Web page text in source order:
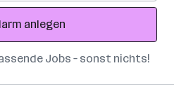
anlegen
Jobs – sonst nichts!